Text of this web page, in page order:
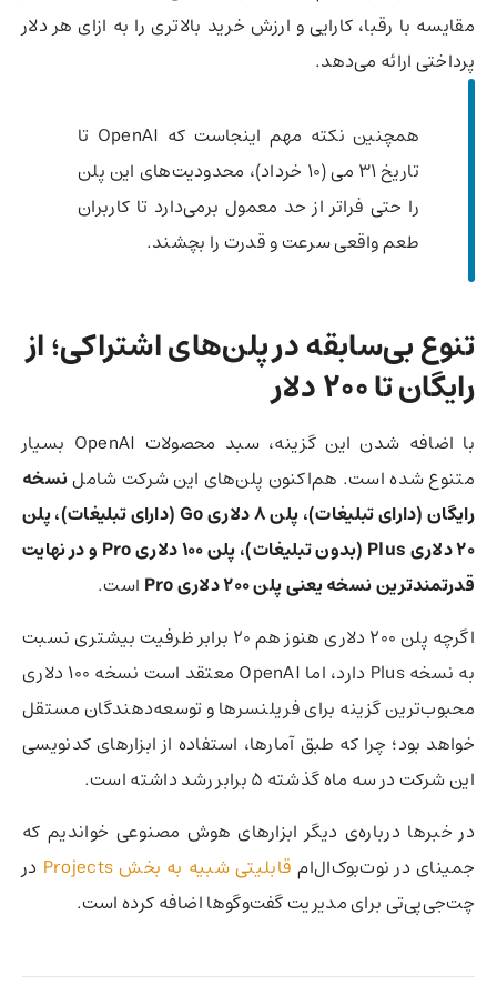
مقایسه با رقبا، کارایی و ارزش خرید بالاتری را به ازای هر دلار
پرداختی ارائه می‌دهد.
همچنین نکته مهم اینجاست که OpenAI تا
تاریخ ۳۱ می (۱۰ خرداد)، محدودیت‌های این پلن
را حتی فراتر از حد معمول برمی‌دارد تا کاربران
طعم واقعی سرعت و قدرت را بچشند.
تنوع بی‌سابقه در پلن‌های اشتراکی؛ از
رایگان تا ۲۰۰ دلار
با اضافه شدن این گزینه، سبد محصولات OpenAI بسیار
متنوع شده است. هم‌اکنون پلن‌های این شرکت شاملنسخه
رایگان (دارای تبلیغات)، پلن ۸ دلاری Go (دارای تبلیغات)، پلن
۲۰ دلاری Plus (بدون تبلیغات)، پلن ۱۰۰ دلاری Pro و در نهایت
قدرتمندترین نسخه یعنی پلن ۲۰۰ دلاری Pro
است.
اگرچه پلن ۲۰۰ دلاری هنوز هم ۲۰ برابر ظرفیت بیشتری نسبت
به نسخه Plus دارد، اما OpenAI معتقد است نسخه ۱۰۰ دلاری
محبوب‌ترین گزینه برای فریلنسرها و توسعه‌دهندگان مستقل
خواهد بود؛ چرا که طبق آمارها، استفاده از ابزارهای کدنویسی
این شرکت در سه ماه گذشته ۵ برابر رشد داشته است.
در خبرها درباره‌ی دیگر ابزارهای هوش مصنوعی خواندیم که
جمینای در نوت‌بوک‌ال‌ام قابلیتی شبیه به بخش Projects
در
چت‌جی‌پی‌تی برای مدیریت گفت‌وگوها اضافه کرده است.